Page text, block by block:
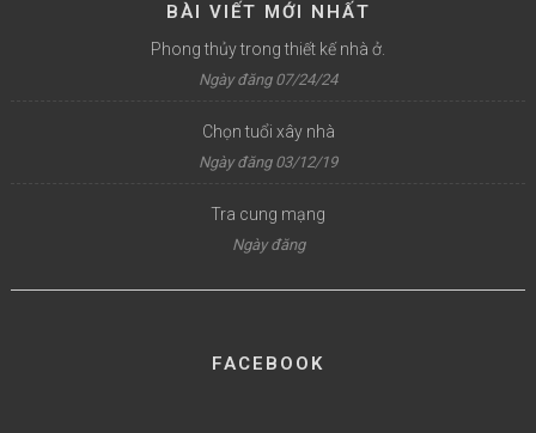
BÀI VIẾT MỚI NHẤT
Phong thủy trong thiết kế nhà ở.
Ngày đăng 07/24/24
Chọn tuổi xây nhà
Ngày đăng 03/12/19
Tra cung mạng
Ngày đăng
FACEBOOK